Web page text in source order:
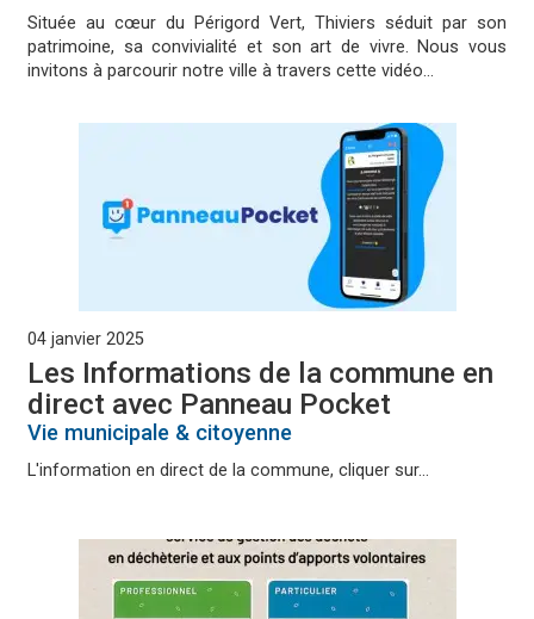
Située au cœur du Périgord Vert, Thiviers séduit par son
patrimoine, sa convivialité et son art de vivre. Nous vous
invitons à parcourir notre ville à travers cette vidéo...
04 janvier 2025
Les Informations de la commune en
direct avec Panneau Pocket
Vie municipale & citoyenne
L'information en direct de la commune, cliquer sur...